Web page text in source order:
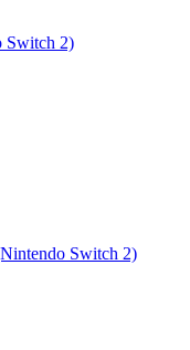
Switch 2)
Switch 2)